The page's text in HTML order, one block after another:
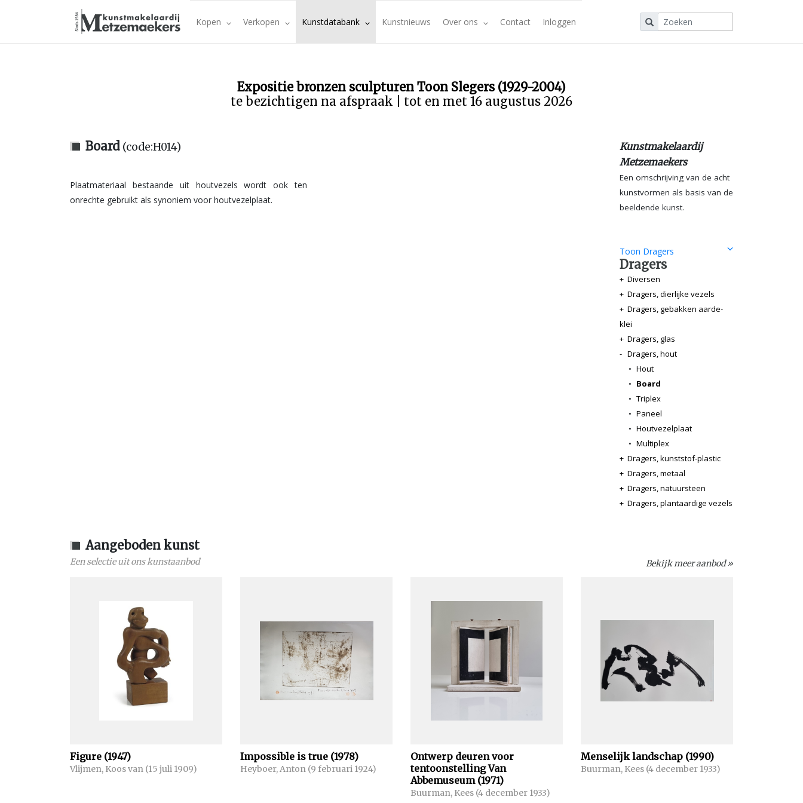
Kopen Verkopen Kunstdatabank Kunstnieuws Over ons Contact Inloggen
Expositie bronzen sculpturen Toon Slegers (1929-2004)
te bezichtigen na afspraak | tot en met 16 augustus 2026
Kunstmakelaardij
Metzemaekers
Een omschrijving van de acht
kunstvormen als basis van de
beeldende kunst.
Toon Dragers
Dragers
+ Diversen
+ Dragers, dierlijke vezels
+ Dragers, gebakken aarde-
klei
+ Dragers, glas
- Dragers, hout
• Hout
• Board
• Triplex
• Paneel
• Houtvezelplaat
• Multiplex
+ Dragers, kunststof-plastic
+ Dragers, metaal
+ Dragers, natuursteen
+ Dragers, plantaardige vezels
Board (code:H014)
Plaatmateriaal bestaande uit houtvezels wordt ook ten
onrechte gebruikt als synoniem voor houtvezelplaat.
Aangeboden kunst
Een selectie uit ons kunstaanbod Bekijk meer aanbod »
Figure (1947)
Vlijmen, Koos van (15 juli 1909)
Impossible is true (1978)
Heyboer, Anton (9 februari 1924)
Ontwerp deuren voor
tentoonstelling Van
Abbemuseum (1971)
Buurman, Kees (4 december 1933)
Menselijk landschap (1990)
Buurman, Kees (4 december 1933)